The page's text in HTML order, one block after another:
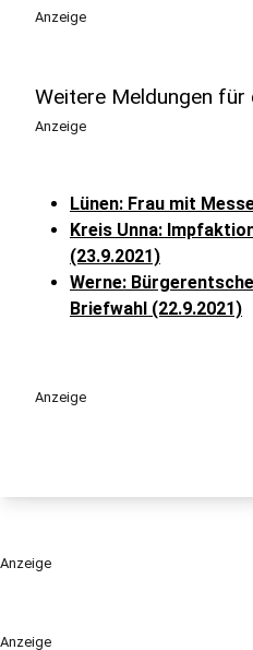
Anzeige
Anzeige
Weitere Meldungen für
Anzeige
Lünen: Frau mit
Kreis Unna:
(23.9.2021)
Werne:
Briefwahl (22.9.2021)
Anzeige
Anzeige